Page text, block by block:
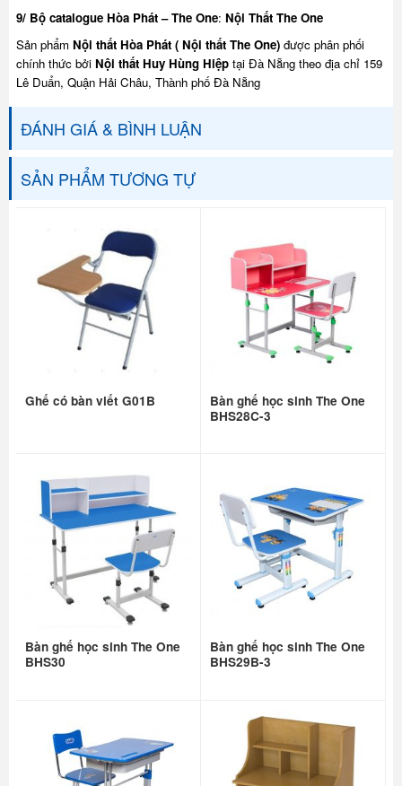
9/ Bộ catalogue Hòa Phát – The One: Nội Thất The One
Sản phẩm Nội thất Hòa Phát ( Nội thất The One)được phân phối
chính thức bởi Nội thất Huy Hùng Hiệptại Đà Nẵng theo địa chỉ 159
Lê Duẩn, Quận Hải Châu, Thành phố Đà Nẵng
ĐÁNH GIÁ & BÌNH LUẬN
SẢN PHẨM TƯƠNG TỰ
Ghế có bàn viết G01B
Bàn ghế học sinh The One
BHS28C-3
Bàn ghế học sinh The One
BHS30
Bàn ghế học sinh The One
BHS29B-3